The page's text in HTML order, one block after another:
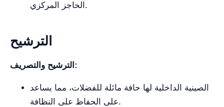
الحاجز المركزي.
الترشيح
الترشيح والتصريف:
الصينية الداخلية لها حافة مائلة للفضلات، مما يساعد
على الحفاظ على النظافة.